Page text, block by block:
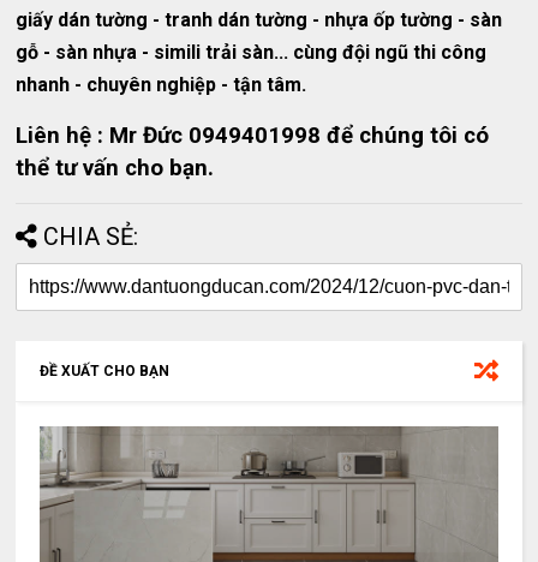
giấy dán tường - tranh dán tường - nhựa ốp tường - sàn
gỗ - sàn nhựa - simili trải sàn... cùng đội ngũ thi công
nhanh - chuyên nghiệp - tận tâm.
Liên hệ : Mr Đức 0949401998 để chúng tôi có
thể tư vấn cho bạn.
CHIA SẺ:
ĐỀ XUẤT CHO BẠN